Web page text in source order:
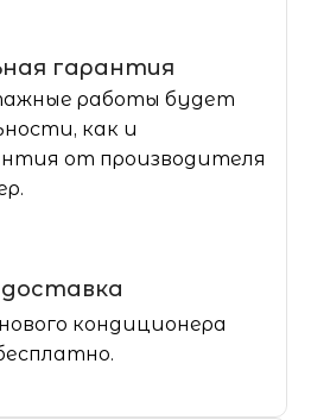
гарантия
работы будет
как и
от производителя
кондиционера